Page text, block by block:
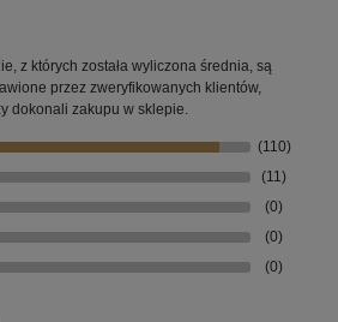
z których została wyliczona średnia, są
przez zweryfikowanych klientów,
dokonali zakupu w sklepie.
(110)
(11)
(0)
(0)
(0)